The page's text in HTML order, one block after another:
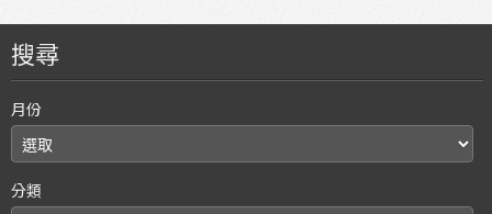
搜尋
月份
分類